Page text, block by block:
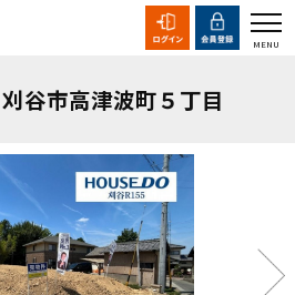
市高津波町５丁目